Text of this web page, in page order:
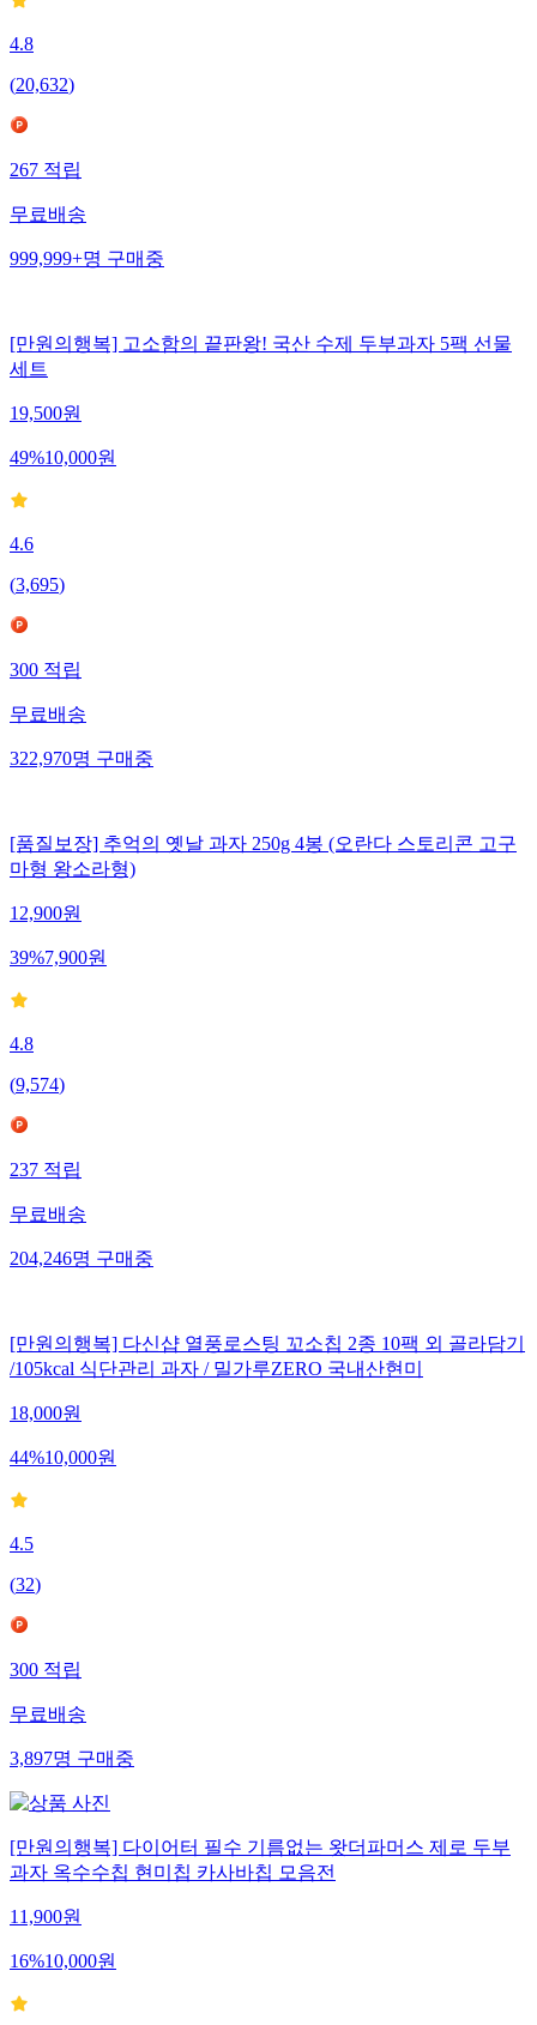
4.8
(20,632)
267적립
무료배송
999,999+명구매중
[만원의행복] 고소함의 끝판왕! 국산 수제 두부과자 5팩 선물
세트
19,500원
49%10,000원
4.6
(3,695)
300적립
무료배송
322,970명구매중
[품질보장] 추억의 옛날 과자 250g 4봉 (오란다 스토리콘 고구
마형 왕소라형)
12,900원
39%7,900원
4.8
(9,574)
237적립
무료배송
204,246명구매중
[만원의행복] 다신샵 열풍로스팅 꼬소칩 2종 10팩 외 골라담기
/105kcal 식단관리 과자 / 밀가루ZERO 국내산현미
18,000원
44%10,000원
4.5
(32)
300적립
무료배송
3,897명구매중
[만원의행복] 다이어터 필수 기름없는 왓더파머스 제로 두부
과자 옥수수칩 현미칩 카사바칩 모음전
11,900원
16%10,000원